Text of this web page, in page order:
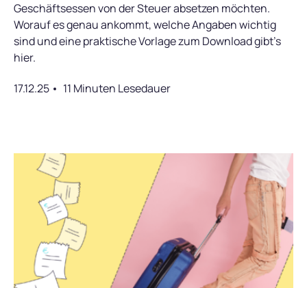
Geschäftsessen von der Steuer absetzen möchten.
Worauf es genau ankommt, welche Angaben wichtig
sind und eine praktische Vorlage zum Download gibt's
hier.
17.12.25 11 Minuten Lesedauer